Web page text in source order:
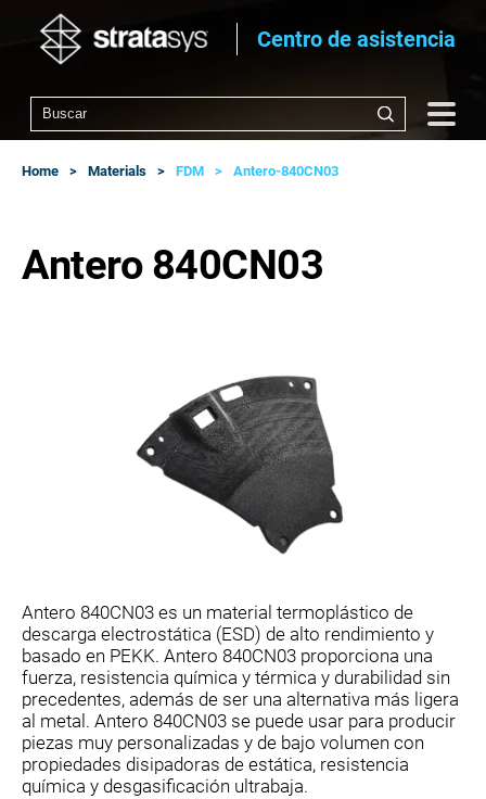
Centro de asistencia
Home Materials FDM Antero-840CN03
Antero 840CN03
Antero 840CN03 es un material termoplástico de
descarga electrostática (ESD) de alto rendimiento y
basado en PEKK. Antero 840CN03 proporciona una
fuerza, resistencia química y térmica y durabilidad sin
precedentes, además de ser una alternativa más ligera
al metal. Antero 840CN03 se puede usar para producir
piezas muy personalizadas y de bajo volumen con
propiedades disipadoras de estática, resistencia
química y desgasificación ultrabaja.